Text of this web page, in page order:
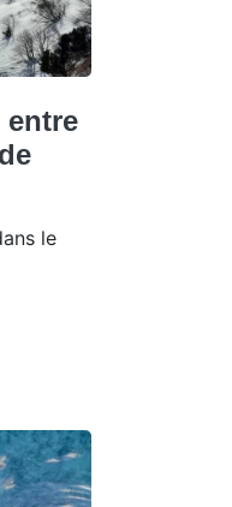
entre
le